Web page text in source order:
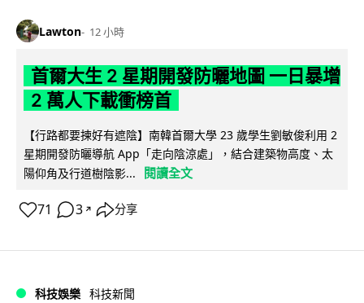
Lawton 12 小時
首爾大生 2 星期開發防曬地圖 一日暴增
2 萬人下載衝榜首
【行路都要揀好有遮陰】南韓首爾大學 23 歲學生劉敏俊利用 2
星期開發防曬導航 App「走向陰涼處」，結合建築物高度、太
陽仰角及行道樹陰影...
閱讀全文
71 3 ↗ 分享
科技娛樂 科技新聞